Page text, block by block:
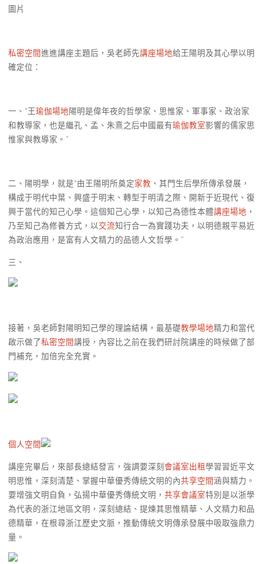
圖片
私密空間進進講座主題后，吳老師先講座場地給王陽明及其心學以明
確定位：
一、“王瑜伽場地陽明是偉年夜的哲學家、思惟家、軍事家、政治家
和教導家，也是繼孔、孟、朱熹之后中國最有瑜伽教室影響的儒家思
惟家與教導家。”
二、陽明學，就是“由王陽明所奠定家教 、其門生后學所傳承發展，
構成于明代中葉、興盛于明末、轉型于明清之際、開新于近現代、復
興于當代的知己心學。這個知己心學，以知己為德性本體講座場地 ，
乃至知己為修養方式，以交流知行合一為實踐功夫，以明德親平易近
為政治應用，是富有人文精力的品德人文哲學。”
三、
接著，吳老師對陽明知己學的理論結構，最基礎教學場地精力和當代
啟示做了私密空間講授，內容比之前在我們研討院講座的時候做了部
門補充，加倍完全充實。
個人空間
講座完畢后，來部長總結發言，強調要深刻會議室出租學習習近平文
明思惟，深刻清楚、掌握中華優秀傳統文明的內共享空間涵與精力。
要增強文明自負，弘揚中華優秀傳統文明， 共享會議室特別是以浙學
為代表的浙江地區文明，深刻總結、提煉其思惟精華、人文精力和品
德精華，在根尋浙江歷史文脈，推動傳統文明傳承發展中吸取強鼎力
量。